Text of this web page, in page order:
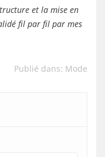
et la mise en
fil par fil par mes
Publié dans: Mode